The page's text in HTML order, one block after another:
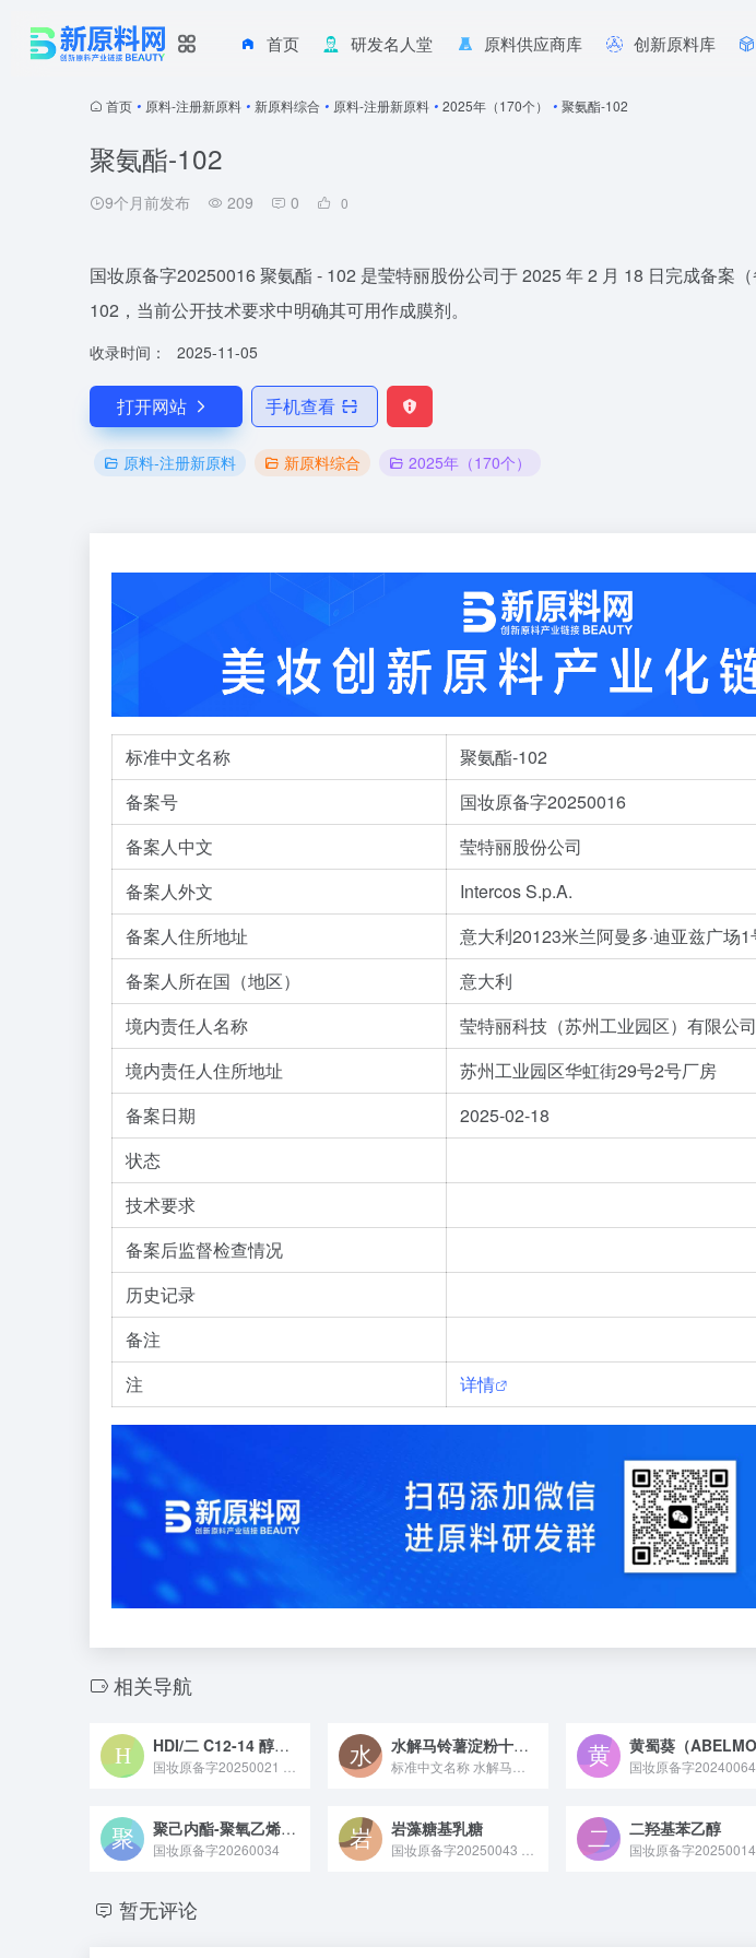
首页 研发名人堂 原料供应商库 创新原料库
首页 • 原料-注册新原料 • 新原料综合 • 原料-注册新原料 • 2025年（170个） • 聚氨酯-102
聚氨酯-102
9个月前发布 209 0 0
国妆原备字20250016 聚氨酯 - 102 是莹特丽股份公司于 2025 年 2 月 18 日完成备
102，当前公开技术要求中明确其可用作成膜剂。
收录时间： 2025-11-05
打开网站 手机查看
原料-注册新原料 新原料综合 2025年（170个）
标准中文名称
聚氨酯-102
备案号
国妆原备字20250016
备案人中文
莹特丽股份公司
备案人外文
Intercos S.p.A.
备案人住所地址
意大利20123米兰阿曼多·迪亚兹广场1
备案人所在国（地区）
意大利
境内责任人名称
莹特丽科技（苏州工业园区）有限公司
境内责任人住所地址
苏州工业园区华虹街29号2号厂房
备案日期
2025-02-18
状态
技术要求
备案后监督检查情况
历史记录
备注
注
详情
相关导航
HDI/二 C12-14 醇酒石酸酯/氢化二聚亚油醇共聚物
国妆原备字20250021 HDI / 二 C12-14 醇酒石酸酯 / 氢化二聚亚油醇共聚物是备案于化妆品领域的成膜剂类原料，常通过化学共聚反应制备，能在肌肤或毛发表面形成轻薄膜层，助力提升产品附着性与使用肤感。
水解马铃薯淀粉十二烯基琥珀酸钠
标准中文名称 水解马铃薯淀粉十二烯基琥珀酸钠 备案号 国...
聚己内酯-聚氧乙烯-聚己内酯嵌段共聚物
国妆原备字20260034
岩藻糖基乳糖
国妆原备字20250043 岩藻糖基乳糖是一种天然存在于母乳中的人乳低聚糖，也可通过生物合成制备，具有调节皮肤微生态、保湿修护的特性，常作为功效成分应用于婴幼儿护肤品及成人敏感肌护理类化妆品领域。
二羟基苯乙醇
暂无评论